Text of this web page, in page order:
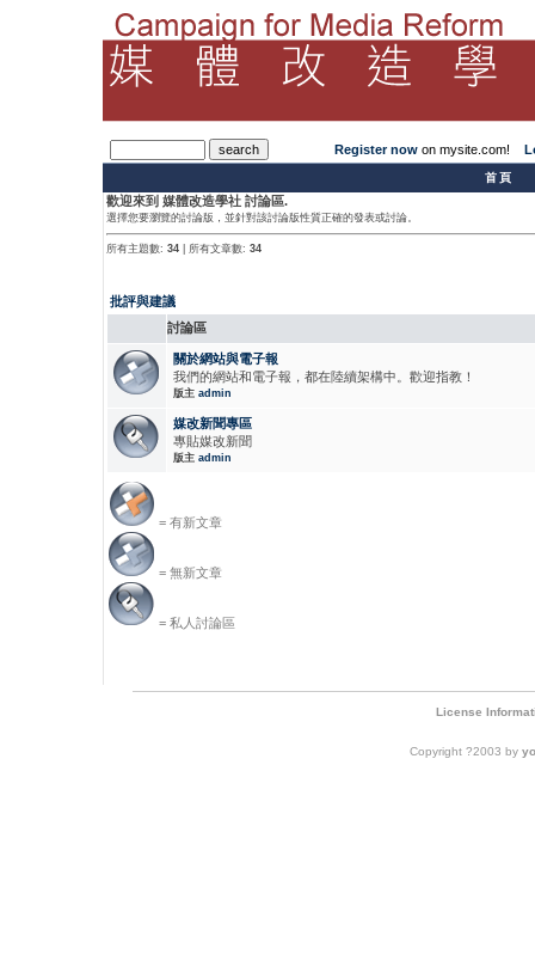
Register nowon mysite.com!
­首頁
歡迎來到 媒體改造學社 討論區.
選擇您要瀏覽的討論版，並針對該討論版性質正確的發表或討論。
所有主題數: 34| 所有文章數: 34
批評與建議
討論區
關於網站與電子報
我們的網站和電子報，都在陸續架構中。歡迎指教！
版主 admin
媒改新聞專區
專貼媒改新聞
版主 admin
= 有新文章
= 無新文章
= 私人討論區
License
Copyright ?2003 by